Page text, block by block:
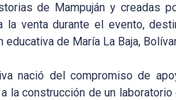
de Mampuján y creadas
la venta durante el evento,
educativa de María La Baja,
nació del compromiso de
la construcción de un